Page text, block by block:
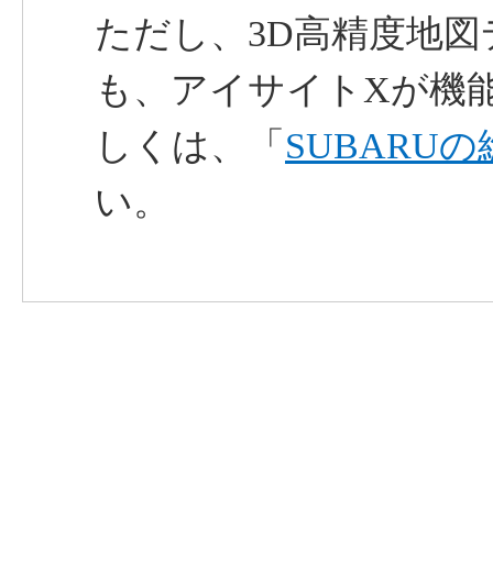
ただし、3D高精度地
も、アイサイトXが機
しくは、「 SUBARUの
い。